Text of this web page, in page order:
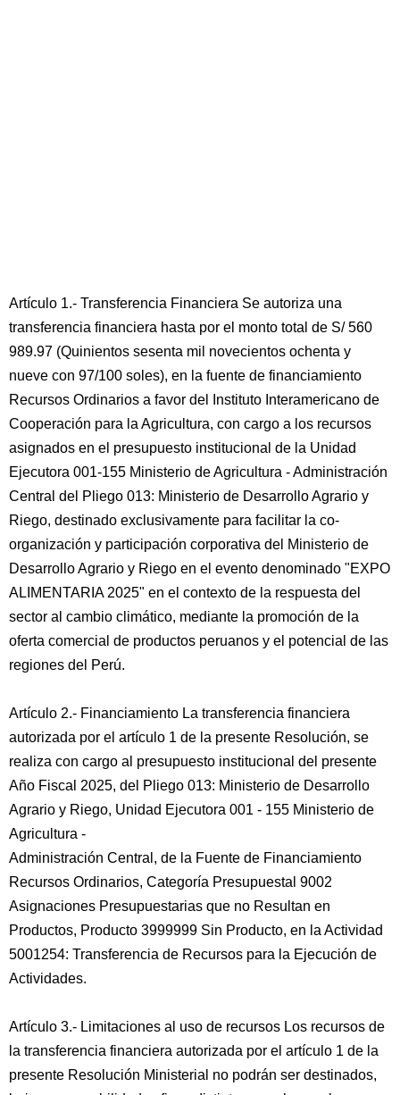
Artículo 1.- Transferencia Financiera Se autoriza una
transferencia financiera hasta por el monto total de S/ 560
989.97 (Quinientos sesenta mil novecientos ochenta y
nueve con 97/100 soles), en la fuente de financiamiento
Recursos Ordinarios a favor del Instituto Interamericano de
Cooperación para la Agricultura, con cargo a los recursos
asignados en el presupuesto institucional de la Unidad
Ejecutora 001-155 Ministerio de Agricultura - Administración
Central del Pliego 013: Ministerio de Desarrollo Agrario y
Riego, destinado exclusivamente para facilitar la co-
organización y participación corporativa del Ministerio de
Desarrollo Agrario y Riego en el evento denominado "EXPO
ALIMENTARIA 2025" en el contexto de la respuesta del
sector al cambio climático, mediante la promoción de la
oferta comercial de productos peruanos y el potencial de las
regiones del Perú.
Artículo 2.- Financiamiento La transferencia financiera
autorizada por el artículo 1 de la presente Resolución, se
realiza con cargo al presupuesto institucional del presente
Año Fiscal 2025, del Pliego 013: Ministerio de Desarrollo
Agrario y Riego, Unidad Ejecutora 001 - 155 Ministerio de
Agricultura -
Administración Central, de la Fuente de Financiamiento
Recursos Ordinarios, Categoría Presupuestal 9002
Asignaciones Presupuestarias que no Resultan en
Productos, Producto 3999999 Sin Producto, en la Actividad
5001254: Transferencia de Recursos para la Ejecución de
Actividades.
Artículo 3.- Limitaciones al uso de recursos Los recursos de
la transferencia financiera autorizada por el artículo 1 de la
presente Resolución Ministerial no podrán ser destinados,